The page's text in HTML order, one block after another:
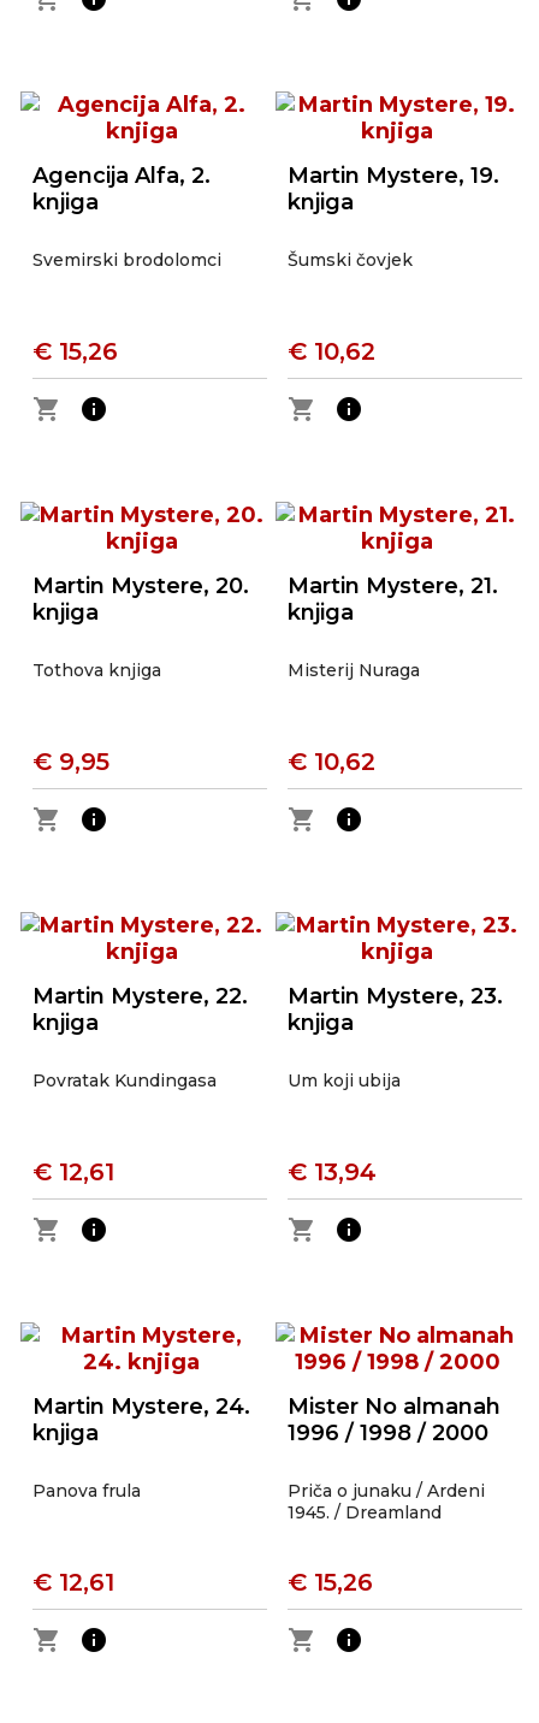
Agencija Alfa, 2.
knjiga
Svemirski brodolomci
€ 15,26
shopping_cart
info
Martin Mystere, 19.
knjiga
Šumski čovjek
€ 10,62
shopping_cart
info
Martin Mystere, 20.
knjiga
Tothova knjiga
€ 9,95
shopping_cart
info
Martin Mystere, 21.
knjiga
Misterij Nuraga
€ 10,62
shopping_cart
info
Martin Mystere, 22.
knjiga
Povratak Kundingasa
€ 12,61
shopping_cart
info
Martin Mystere, 23.
knjiga
Um koji ubija
€ 13,94
shopping_cart
info
Martin Mystere, 24.
knjiga
Panova frula
€ 12,61
shopping_cart
info
Mister No almanah
1996 / 1998 / 2000
Priča o junaku / Ardeni
1945. / Dreamland
€ 15,26
shopping_cart
info